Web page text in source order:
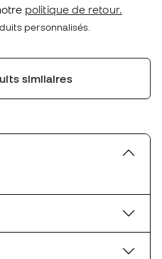
politique de retour.
personnalisés.
similaires